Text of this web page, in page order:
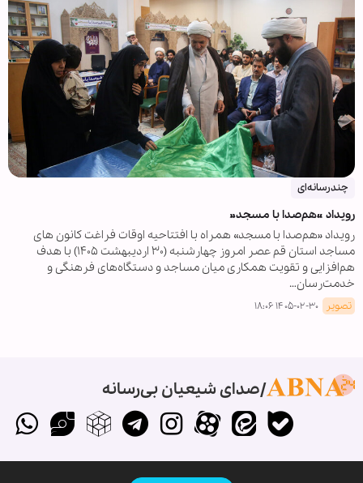
چندرسانه‌ای
رویداد «هم‌صدا با مسجد»
رویداد «هم‌صدا با مسجد» همراه با افتتاحیه اوقات فراغت کانون های
مساجد استان قم عصر امروز چهارشنبه (۳۰ اردیبهشت ۱۴۰۵) با هدف
هم‌افزایی و تقویت همکاری میان مساجد و دستگاه‌های فرهنگی و
خدمت‌رسان…
تصویر ۱۴۰۵-۰۲-۳۰ ۱۸:۰۶
صدای شیعیان بی‌رسانه